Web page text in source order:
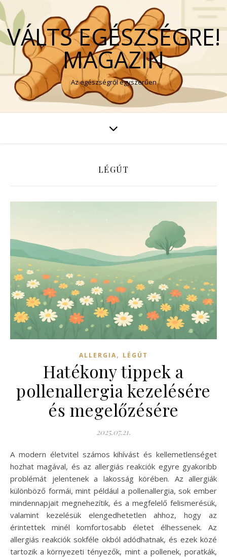
VÁLTS EGÉSZSÉGRE!
MAGAZIN
Az egészségről egyszerűen
LÉGÚT
ALLERGIA, LÉGÚT
Hatékony tippek a
pollenallergia kezelésére
és megelőzésére
2025.07.21.
A modern életvitel számos kihívást és kellemetlenséget
hozhat magával, és az allergiás reakciók egyre gyakoribb
problémát jelentenek a lakosság körében. Az allergiák
különböző formái, mint például a pollenallergia, sok ember
mindennapjait megnehezítik, és a megfelelő felismerésük,
valamint kezelésük elengedhetetlen ahhoz, hogy az
érintettek minél komfortosabb életet élhessenek. Az
allergiás reakciók sokféle okból adódhatnak, és ezek közé
tartozik a környezeti tényezők, mint a pollenek, poratkák,